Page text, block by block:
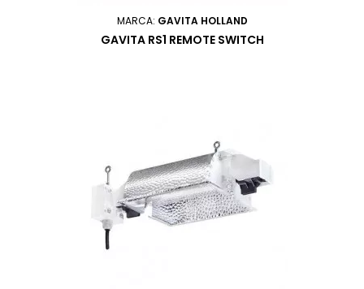
MARCA: GAVITA HOLLAND
GAVITA RS1 REMOTE SWITCH